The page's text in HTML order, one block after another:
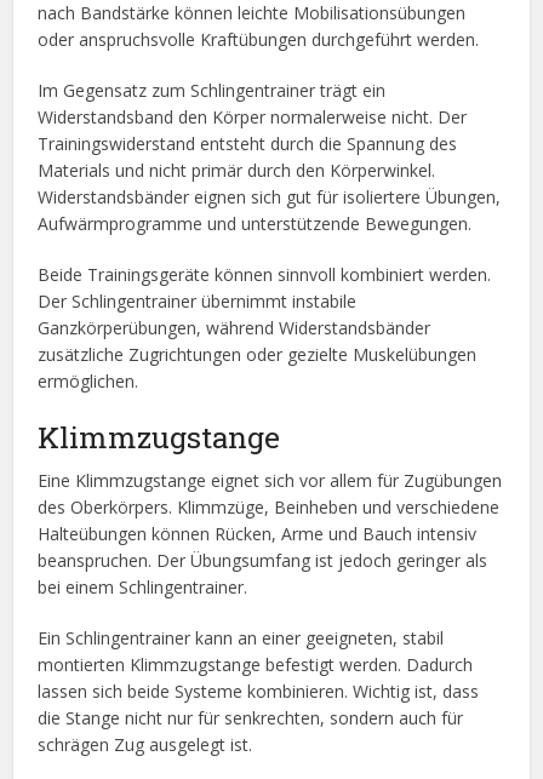
nach Bandstärke können leichte Mobilisationsübungen
oder anspruchsvolle Kraftübungen durchgeführt werden.
Im Gegensatz zum Schlingentrainer trägt ein
Widerstandsband den Körper normalerweise nicht. Der
Trainingswiderstand entsteht durch die Spannung des
Materials und nicht primär durch den Körperwinkel.
Widerstandsbänder eignen sich gut für isoliertere Übungen,
Aufwärmprogramme und unterstützende Bewegungen.
Beide Trainingsgeräte können sinnvoll kombiniert werden.
Der Schlingentrainer übernimmt instabile
Ganzkörperübungen, während Widerstandsbänder
zusätzliche Zugrichtungen oder gezielte Muskelübungen
ermöglichen.
Klimmzugstange
Eine Klimmzugstange eignet sich vor allem für Zugübungen
des Oberkörpers. Klimmzüge, Beinheben und verschiedene
Halteübungen können Rücken, Arme und Bauch intensiv
beanspruchen. Der Übungsumfang ist jedoch geringer als
bei einem Schlingentrainer.
Ein Schlingentrainer kann an einer geeigneten, stabil
montierten Klimmzugstange befestigt werden. Dadurch
lassen sich beide Systeme kombinieren. Wichtig ist, dass
die Stange nicht nur für senkrechten, sondern auch für
schrägen Zug ausgelegt ist.